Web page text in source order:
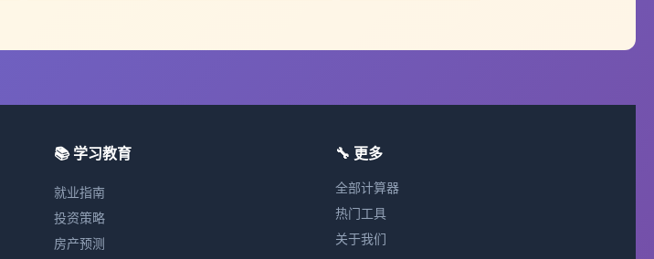
📚 学习教育
就业指南
投资策略
房产预测
🔧 更多
全部计算器
热门工具
关于我们